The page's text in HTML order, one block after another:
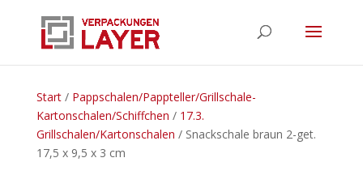
Start/ Pappschalen/Pappteller/Grillschale-
Kartonschalen/Schiffchen / 17.3.
Grillschalen/Kartonschalen / Snackschale braun 2-get.
17,5 x 9,5 x 3 cm